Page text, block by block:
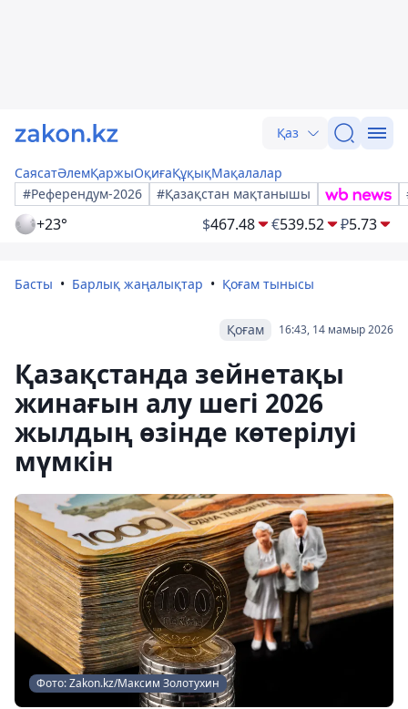
Қаз
СаясатӘлемҚаржыОқиғаҚұқықМақалалар
#Референдум-2026
#Қазақстан мақтанышы
+23° $467.48 €539.52 ₽5.73
Басты Барлық жаңалықтар Қоғам тынысы
16:43, 14 мамыр 2026
Қоғам
Қазақстанда зейнетақы
жинағын алу шегі 2026
жылдың өзінде көтерілуі
мүмкін
Фото: Zakon.kz/Максим Золотухин